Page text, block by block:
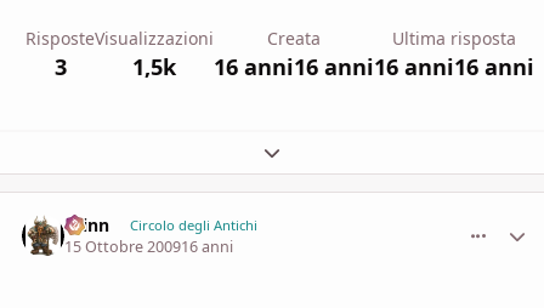
Risposte
3
Visualizzazioni
1,5k
Creata
16 anni16 anni
Ultima risposta
16 anni16 anni
Espandi panoramica del topic
Krinn Circolo degli Antichi
15 Ottobre 200916 anni